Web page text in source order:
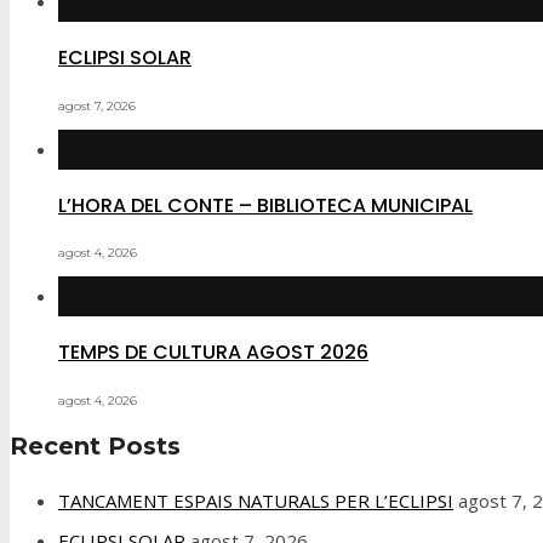
ECLIPSI SOLAR
agost 7, 2026
L’HORA DEL CONTE – BIBLIOTECA MUNICIPAL
agost 4, 2026
TEMPS DE CULTURA AGOST 2026
agost 4, 2026
Recent Posts
TANCAMENT ESPAIS NATURALS PER L’ECLIPSI agost 7,